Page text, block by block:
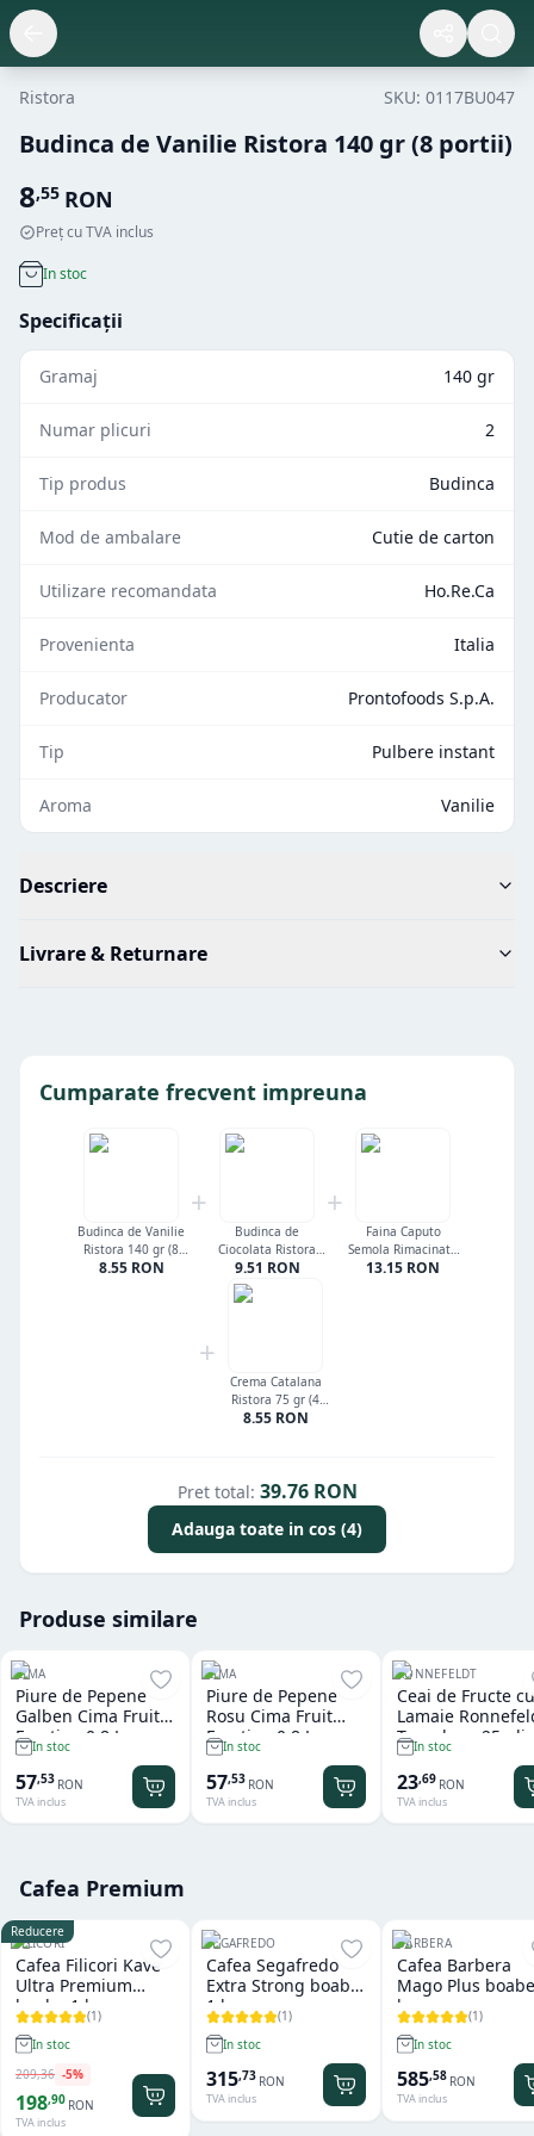
Ristora SKU: 0117BU047
Budinca de Vanilie Ristora 140 gr (8 portii)
8,55 RON
Preț cu TVA inclus
In stoc
Specificații
Gramaj 140 gr
Numar plicuri 2
Tip produs Budinca
Mod de ambalare Cutie de carton
Utilizare recomandata Ho.Re.Ca
Provenienta Italia
Producator Prontofoods S.p.A.
Tip Pulbere instant
Aroma Vanilie
Descriere
Livrare & Returnare
Cumparate frecvent impreuna
Budinca de Vanilie
Ristora 140 gr (8
portii)
8.55RON
+
Budinca de
Ciocolata Ristora
180 gr (8 portii)
9.51 RON
+
Faina Caputo
Semola Rimacinata
1 kg
13.15 RON
+
Crema Catalana
Ristora 75 gr (4
portii)
8.55RON
Pret total: 39.76RON
Adauga toate in cos (4)
Produse similare
CIMA
Piure de Pepene
Galben Cima Fruit
Emotion 0.8 L
In stoc
57,53 RON
TVA inclus
CIMA
Piure de Pepene
Rosu Cima Fruit
Emotion 0.8 L
In stoc
57,53 RON
TVA inclus
RONNEFELDT
Ceai de Fructe cu
Lamaie
Teavelope 25
In stoc
23,69 RON
TVA inclus
Cafea Premium
Reducere
FILICORI
Cafea Filicori Kave
Ultra Premium
boabe 1 kg
(1)
In stoc
209,36 -5%
198,90 RON
TVA inclus
SEGAFREDO
Cafea Segafredo
Extra Strong boabe
1 kg
(1)
In stoc
315,73 RON
TVA inclus
BARBERA
Cafea Barbera
Mago Plus
kg
(1)
In stoc
585,58 RON
TVA inclus